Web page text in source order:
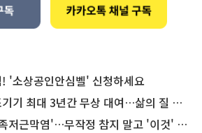
'소상공인안심벨' 신청하세요
최대 3년간 무상 대여…삶의 질 높인다
막염'…무작정 참지 말고 '이것' 해보세요!